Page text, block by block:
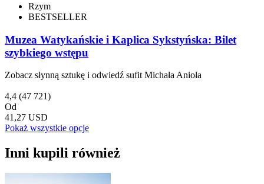
Rzym
BESTSELLER
Muzea Watykańskie i Kaplica Sykstyńska: Bilet
szybkiego wstępu
Zobacz słynną sztukę i odwiedź sufit Michała Anioła
4,4 (47 721)
Od
41,27 USD
Pokaż wszystkie opcje
Inni kupili również